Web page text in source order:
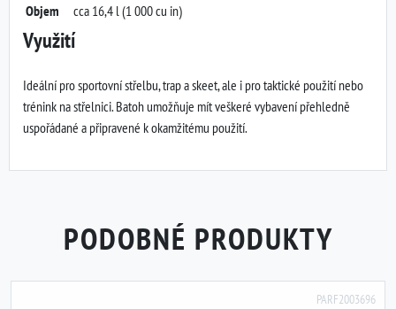
Objem cca 16,4 l (1 000 cu in)
Využití
Ideální pro sportovní střelbu, trap a skeet, ale i pro taktické použití nebo
trénink na střelnici. Batoh umožňuje mít veškeré vybavení přehledně
uspořádané a připravené k okamžitému použití.
PODOBNÉ PRODUKTY
PARF2003696